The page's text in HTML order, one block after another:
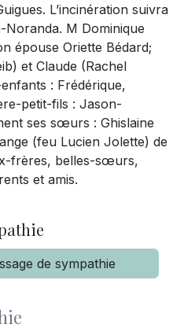
L’incinération suivra
M Dominique
épouse Oriette Bédard;
et Claude (Rachel
: Frédérique,
petit-fils : Jason-
ses sœurs : Ghislaine
(feu Lucien Jolette) de
frères, belles-sœurs,
et amis.
de sympathie